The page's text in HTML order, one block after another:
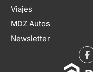
Viajes
MDZ Autos
Newsletter